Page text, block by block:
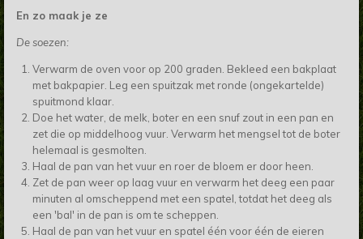
En zo maak je ze
De soezen:
Verwarm de oven voor op 200 graden. Bekleed een bakplaat
met bakpapier. Leg een spuitzak met ronde (ongekartelde)
spuitmond klaar.
Doe het water, de melk, boter en een snuf zout in een pan en
zet die op middelhoog vuur. Verwarm het mengsel tot de boter
helemaal is gesmolten.
Haal de pan van het vuur en roer de bloem er door heen.
Zet de pan weer op laag vuur en verwarm het deeg een paar
minuten al omscheppend met een spatel, totdat het deeg als
een 'bal' in de pan is om te scheppen.
Haal de pan van het vuur en spatel één voor één de eieren